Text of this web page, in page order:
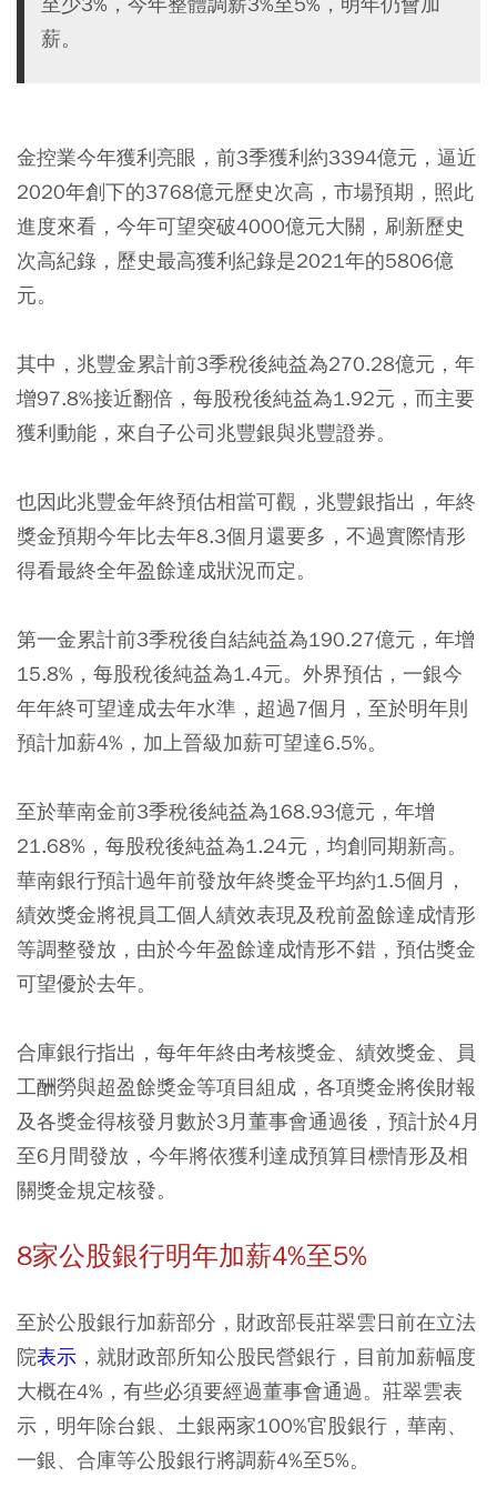
薪。
金控業今年獲利亮眼，前3季獲利約3394億元，逼近
2020年創下的3768億元歷史次高，市場預期，照此
進度來看，今年可望突破4000億元大關，刷新歷史
次高紀錄，歷史最高獲利紀錄是2021年的5806億
元。
其中，兆豐金累計前3季稅後純益為270.28億元，年
增97.8%接近翻倍，每股稅後純益為1.92元，而主要
獲利動能，來自子公司兆豐銀與兆豐證券。
也因此兆豐金年終預估相當可觀，兆豐銀指出，年終
獎金預期今年比去年8.3個月還要多，不過實際情形
得看最終全年盈餘達成狀況而定。
第一金累計前3季稅後自結純益為190.27億元，年增
15.8%，每股稅後純益為1.4元。外界預估，一銀今
年年終可望達成去年水準，超過7個月，至於明年則
預計加薪4%，加上晉級加薪可望達6.5%。
至於華南金前3季稅後純益為168.93億元，年增
21.68%，每股稅後純益為1.24元，均創同期新高。
華南銀行預計過年前發放年終獎金平均約1.5個月，
績效獎金將視員工個人績效表現及稅前盈餘達成情形
等調整發放，由於今年盈餘達成情形不錯，預估獎金
可望優於去年。
合庫銀行指出，每年年終由考核獎金、績效獎金、員
工酬勞與超盈餘獎金等項目組成，各項獎金將俟財報
及各獎金得核發月數於3月董事會通過後，預計於4月
至6月間發放，今年將依獲利達成預算目標情形及相
關獎金規定核發。
8家公股銀行明年加薪4%至5%
至於公股銀行加薪部分，財政部長莊翠雲日前在立法
院表示 ，就財政部所知公股民營銀行，目前加薪幅度
大概在4%，有些必須要經過董事會通過。莊翠雲表
示，明年除台銀、土銀兩家100%官股銀行，華南、
一銀、合庫等公股銀行將調薪4%至5%。